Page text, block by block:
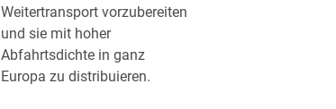
Weitertransport vorzubereiten
und sie mit hoher
Abfahrtsdichte in ganz
Europa zu distribuieren.